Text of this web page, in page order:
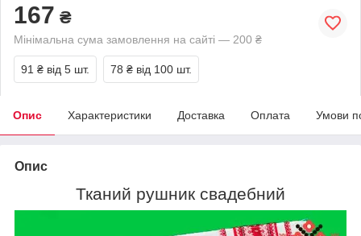
167 ₴
Мінімальна сума замовлення на сайті — 200 ₴
91 ₴ від 5 шт. 78 ₴ від 100 шт.
Опис Характеристики Доставка Оплата Умови
Опис
Тканий рушник свадебний